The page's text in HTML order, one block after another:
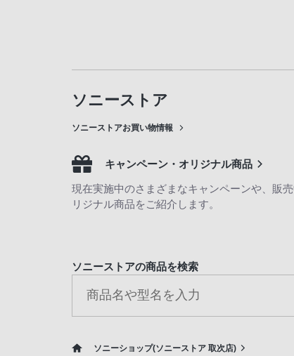
ソニーストア
ソニーストアお買い物情報
キャンペーン・オリジナル商品
現在実施中のさまざまなキャンペーンや、販
リジナル商品をご紹介します。
ソニーストアの商品を検索
ソニーショップ(ソニーストア 取次店)